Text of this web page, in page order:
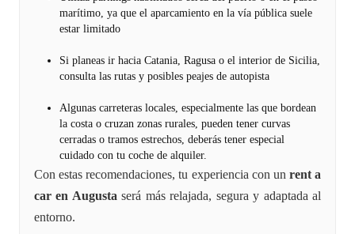
marítimo, ya que el aparcamiento en la vía pública suele
estar limitado
Si planeas ir hacia Catania, Ragusa o el interior de Sicilia,
consulta las rutas y posibles peajes de autopista
Algunas carreteras locales, especialmente las que bordean
la costa o cruzan zonas rurales, pueden tener curvas
cerradas o tramos estrechos, deberás tener especial
cuidado con tu coche de alquiler.
Con estas recomendaciones, tu experiencia con un rent a
car en Augusta será más relajada, segura y adaptada al
entorno.